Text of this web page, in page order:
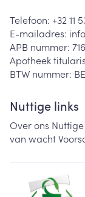
Telefoon: +32 11
E-mailadres:
APB nummer:
Apotheek
BTW nummer:
Nuttige links
Over ons
van wacht